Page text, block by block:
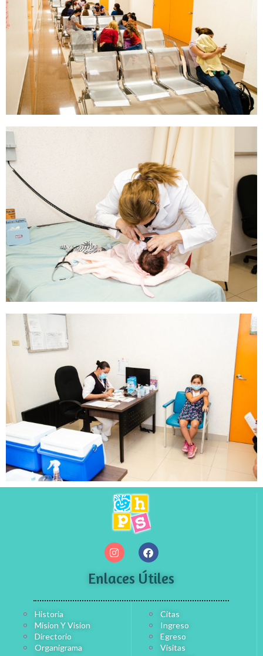
Enlaces Útiles
Historia
Mision Y Vision
Directorio
Organigrama
Citas
Ingreso
Egreso
Visitas